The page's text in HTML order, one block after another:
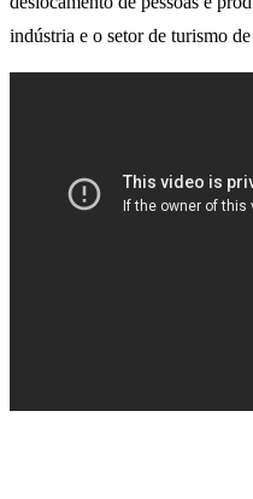
indústria e o setor de turismo